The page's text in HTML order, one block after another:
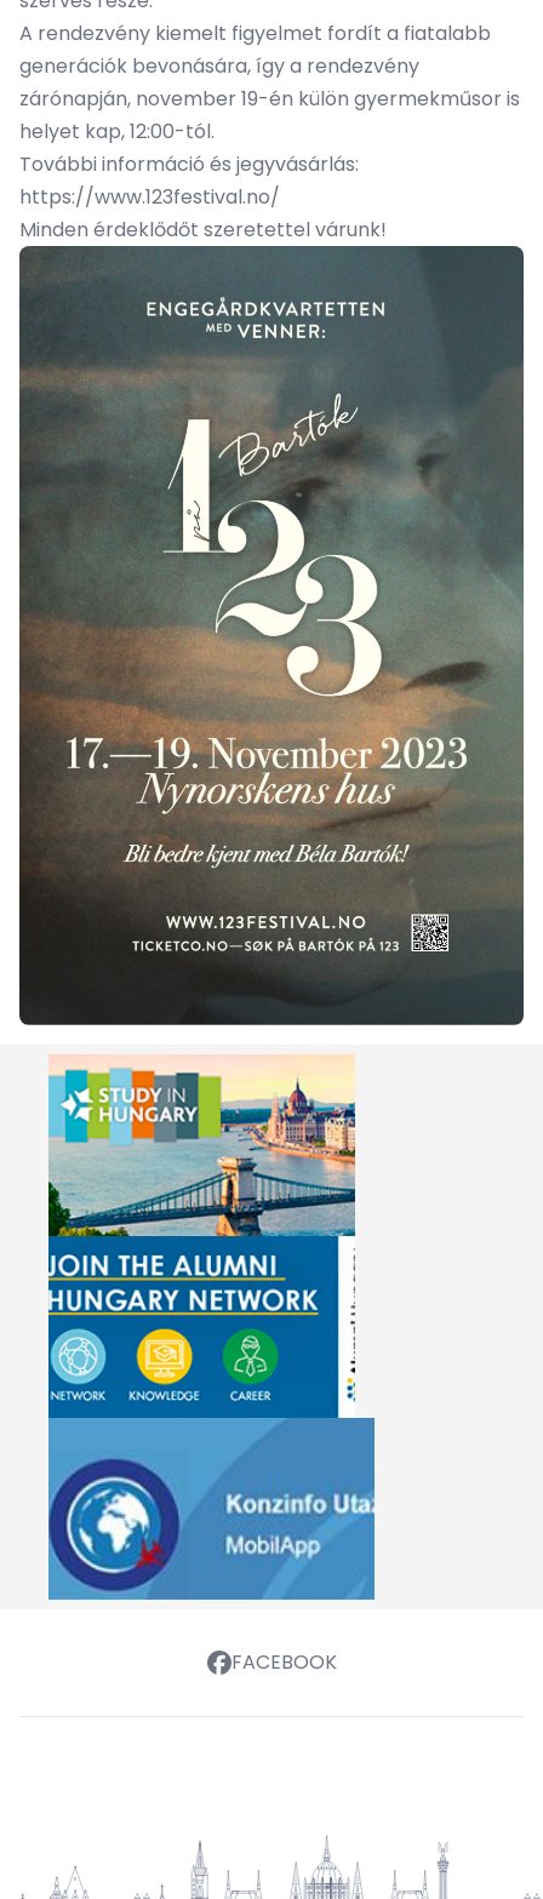
A rendezvény kiemelt figyelmet fordít a fiatalabb
generációk bevonására, így a rendezvény
zárónapján, november 19-én külön gyermekműsor is
helyet kap, 12:00-tól.
További információ és jegyvásárlás:
https://www.123festival.no/
Minden érdeklődőt szeretettel várunk!
FACEBOOK